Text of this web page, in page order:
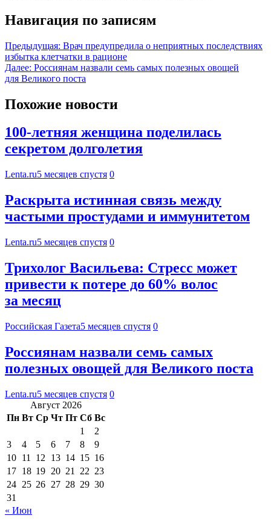
Навигация по записям
Предыдущая: Врач предупредила о неприятных последствиях
избытка клетчатки в рационе
Далее: Россиянам назвали семь самых полезных овощей
для Великого поста
Похожие новости
100-летняя женщина поделилась
секретом долголетия
Lenta.ru5 месяцев спустя 0
Раскрыта истинная связь между
частыми простудами и иммунитетом
Lenta.ru5 месяцев спустя 0
Трихолог Васильева: Стресс может
привести к потере до 60% волос
за месяц
Российская Газета5 месяцев спустя 0
Россиянам назвали семь самых
полезных овощей для Великого поста
Lenta.ru5 месяцев спустя 0
Август 2026
Пн Вт Ср Чт Пт Сб Вс
1
2
3
4 5 6 7 8
9
10 11 12 13 14 15 16
17 18 19 20 21 22 23
24 25 26 27 28 29 30
31
« Июн